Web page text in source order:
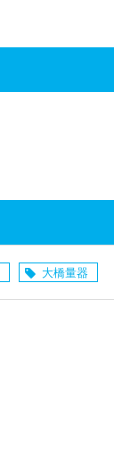
大橋量器